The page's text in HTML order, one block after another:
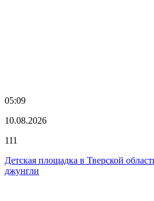
05:09
10.08.2026
111
Детская площадка в Тверской
джунгли